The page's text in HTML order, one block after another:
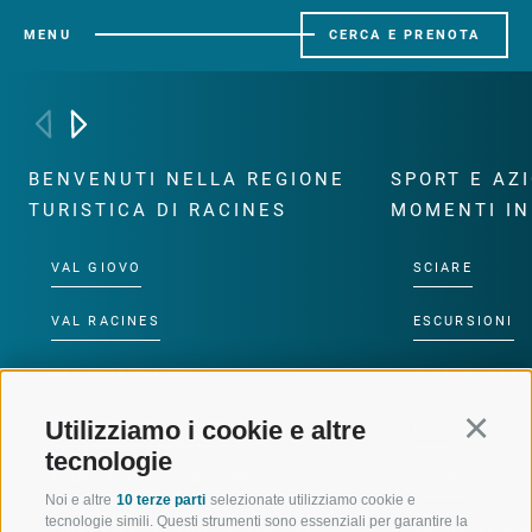
Utilizziamo i cookie e altre
tecnologie
Noi e altre 10 terze parti selezionate utilizziamo cookie e
tecnologie simili. Questi strumenti sono essenziali per garantire la
MENU CERCA E PRENOTA
BENVENUTI NELLA REGIONE
TURISTICA DI RACINES
VAL GIOVO
VAL RACINES
VAL RIDANNA
IMPIANTI DI RISALITA
SCUOLA DI SCI RACINES
SPORT E
MOMENTI
SCIARE
ESCURSIONI
ALTA